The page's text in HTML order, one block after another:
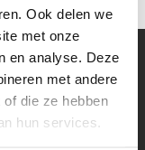
Ook delen we
met onze
en analyse. Deze
met andere
die ze hebben
hun services.